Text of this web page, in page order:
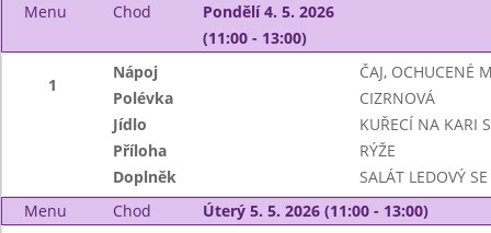
Menu Chod
Pondělí 4. 5. 2026
(11:00 - 13:00)
1
Nápoj
ČAJ, OCHUCENÉ
Polévka
CIZRNOVÁ
Jídlo
KUŘECÍ NA KARI
Příloha
RÝŽE
Doplněk
SALÁT LEDOVÝ
Menu
Chod Úterý 5. 5. 2026 (11:00 - 13:00)